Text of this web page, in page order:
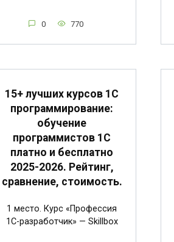
0 770
15+ лучших курсов 1С
программирование:
обучение
программистов 1С
платно и бесплатно
2025-2026. Рейтинг,
сравнение, стоимость.
1 место. Курс «Профессия
1C-разработчик» — Skillbox